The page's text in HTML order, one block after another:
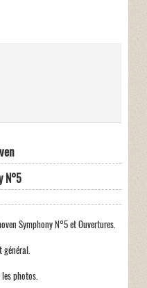
N°5
Symphony N°5 et Ouvertures.
général.
photos.